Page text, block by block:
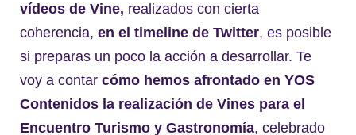
vídeos de Vine, realizados con cierta
coherencia, en el timeline de Twitter, es posible
si preparas un poco la acción a desarrollar. Te
voy a contar cómo hemos afrontado en YOS
Contenidos la realización de Vines para el
Encuentro Turismo y Gastronomía, celebrado